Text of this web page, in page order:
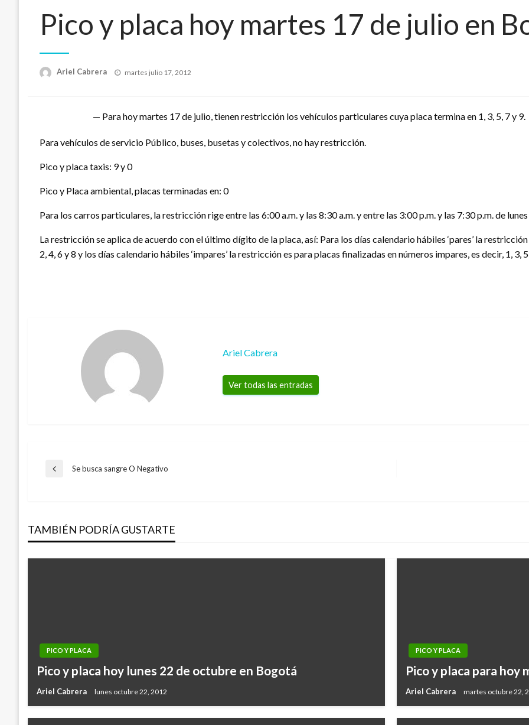
Pico y placa hoy martes 17 de julio en
Ariel Cabrera
Publicado
martes julio 17, 2012
— Para hoy martes 17 de julio, tienen restricción los vehículos particulares cuya placa termina en 1, 3, 5, 7 y 9.
Para vehículos de servicio Público, buses, busetas y colectivos, no hay restricción.
Pico y placa taxis: 9 y 0
Pico y Placa ambiental, placas terminadas en: 0
Para los carros particulares, la restricción rige entre las 6:00 a.m. y las 8:30 a.m. y entre las 3:00 p.m. y las 7:30 p.m. de
La restricción se aplica de acuerdo con el último dígito de la placa, así: Para los días calendario hábiles ‘pares’ la
2, 4, 6 y 8 y los días calendario hábiles ‘impares’ la restricción es para placas finalizadas en números impares, es decir, 1, 3,
Ariel Cabrera
Ver todas las entradas
Navegación
entradas
Entrada
Se busca sangre O Negativo
TAMBIÉN PODRÍA GUSTARTE
PICO Y PLACA
Pico y placa hoy lunes 22 de octubre en Bogotá
Ariel Cabrera lunes octubre 22, 2012
PICO Y PLACA
Pico y placa para
Ariel Cabrera martes octubre 22,